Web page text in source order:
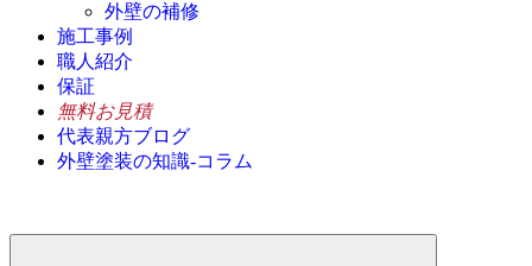
外壁の補修
施工事例
職人紹介
保証
無料お見積
代表親方ブログ
外壁塗装の知識-コラム